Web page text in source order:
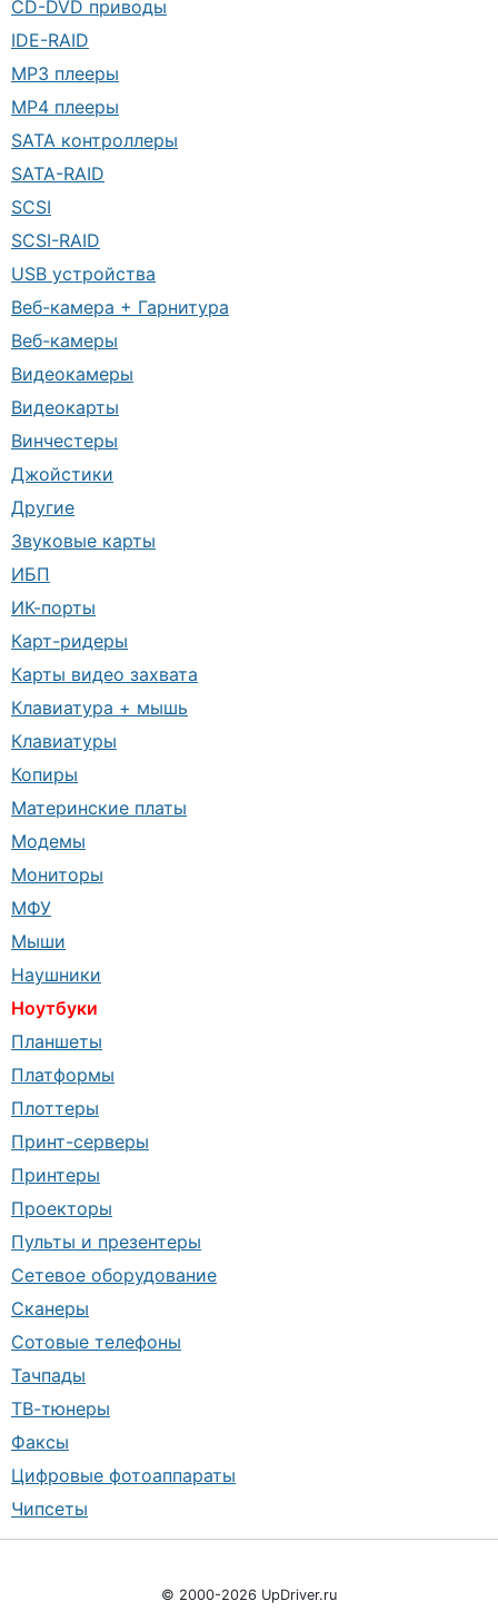
CD-DVD приводы
IDE-RAID
MP3 плееры
MP4 плееры
SATA контроллеры
SATA-RAID
SCSI
SCSI-RAID
USB устройства
Веб-камера + Гарнитура
Веб-камеры
Видеокамеры
Видеокарты
Винчестеры
Джойстики
Другие
Звуковые карты
ИБП
ИК-порты
Карт-ридеры
Карты видео захвата
Клавиатура + мышь
Клавиатуры
Копиры
Материнские платы
Модемы
Мониторы
МФУ
Мыши
Наушники
Ноутбуки
Планшеты
Платформы
Плоттеры
Принт-серверы
Принтеры
Проекторы
Пульты и презентеры
Сетевое оборудование
Сканеры
Сотовые телефоны
Тачпады
ТВ-тюнеры
Факсы
Цифровые фотоаппараты
Чипсеты
© 2000-2026 UpDriver.ru